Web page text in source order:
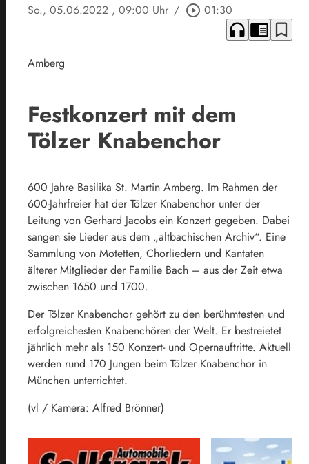
So., 05.06.2022 , 09:00 Uhr / play_circle_outline 01:30
headphones chrome_reader_mode bookmark_border
Amberg
Festkonzert mit dem
Tölzer Knabenchor
600 Jahre Basilika St. Martin Amberg. Im Rahmen der
600-Jahrfreier hat der Tölzer Knabenchor unter der
Leitung von Gerhard Jacobs ein Konzert gegeben. Dabei
sangen sie Lieder aus dem „altbachischen Archiv“. Eine
Sammlung von Motetten, Chorliedern und Kantaten
älterer Mitglieder der Familie Bach – aus der Zeit etwa
zwischen 1650 und 1700.
Der Tölzer Knabenchor gehört zu den berühmtesten und
erfolgreichesten Knabenchören der Welt. Er bestreietet
jährlich mehr als 150 Konzert- und Opernauftritte. Aktuell
werden rund 170 Jungen beim Tölzer Knabenchor in
München unterrichtet.
(vl / Kamera: Alfred Brönner)